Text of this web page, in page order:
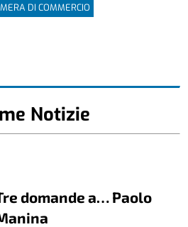
DI COMMERCIO
Notizie
domande a… Paolo